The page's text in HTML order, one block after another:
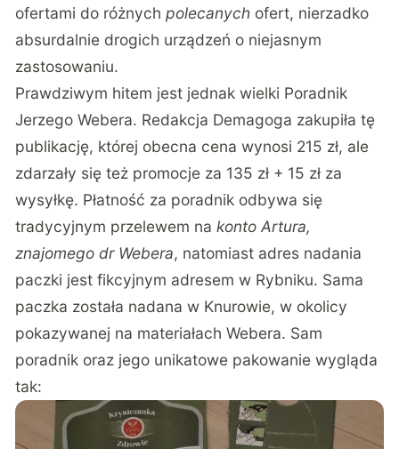
ofertami do różnychpolecanych ofert, nierzadko
absurdalnie drogich urządzeń o niejasnym
zastosowaniu.
Prawdziwym hitem jest jednak wielki Poradnik
Jerzego Webera. Redakcja Demagoga zakupiła tę
publikację, której obecna cena wynosi 215 zł, ale
zdarzały się też promocje za 135 zł + 15 zł za
wysyłkę. Płatność za poradnik odbywa się
tradycyjnym przelewem nakonto Artura,
znajomego dr Webera, natomiast adres nadania
paczki jest fikcyjnym adresem w Rybniku. Sama
paczka została nadana w Knurowie, w okolicy
pokazywanej na materiałach Webera. Sam
poradnik oraz jego unikatowe pakowanie wygląda
tak: